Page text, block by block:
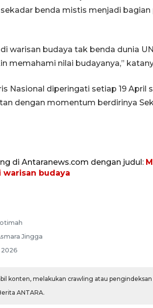
benda mistis menjadi
warisan budaya tak benda dunia
memahami nilai budayanya,”
Nasional diperingati setiap 19
dengan momentum berdirinya
di Antaranews.com dengan judul:
budaya
Jingga
2026
konten, melakukan crawling atau
ANTARA.